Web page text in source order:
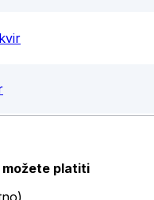
možete platiti